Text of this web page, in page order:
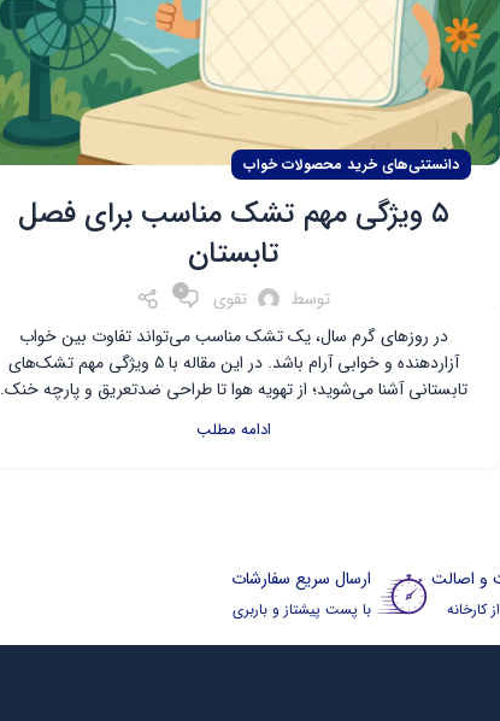
دانستنی‌های خرید محصولات خواب
۵ ویژگی مهم تشک مناسب برای فصل
تابستان
توسط تقوی ۰
در روزهای گرم سال، یک تشک مناسب می‌تواند تفاوت بین خواب
آزاردهنده و خوابی آرام باشد. در این مقاله با ۵ ویژگی مهم تشک‌های
تابستانی آشنا می‌شوید؛ از تهویه هوا تا طراحی ضدتعریق و پارچه خنک.
ادامه مطلب
و اصالت ارسال سریع سفارشات
با پست پیشتاز و باربری